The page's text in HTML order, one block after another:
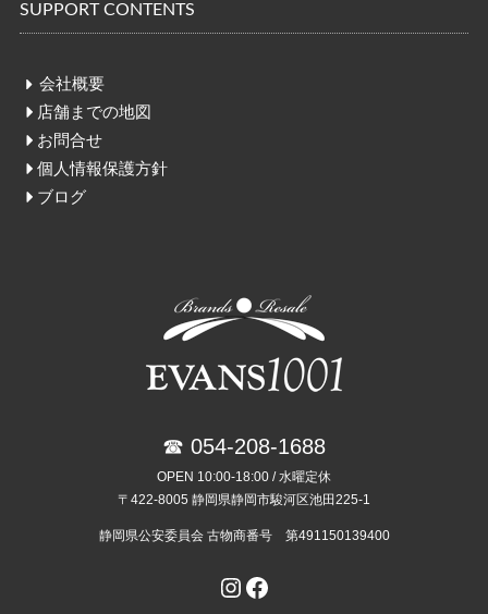
SUPPORT CONTENTS
会社概要
店舗までの地図
お問合せ
個人情報保護方針
ブログ
☎ 054-208-1688
OPEN 10:00-18:00 / 水曜定休
〒422-8005 静岡県静岡市駿河区池田225-1
静岡県公安委員会 古物商番号 第491150139400
Instagram
Facebook